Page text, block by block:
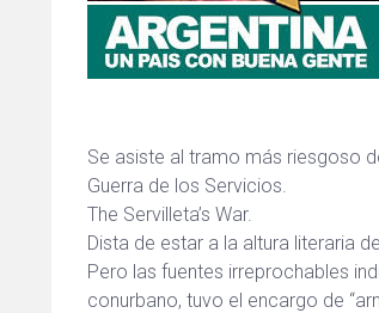
Se asiste al tramo más riesgoso
Guerra de los Servicios.
The Servilleta’s War.
Dista de estar a la altura literaria
Pero las fuentes irreprochables
conurbano, tuvo el encargo de